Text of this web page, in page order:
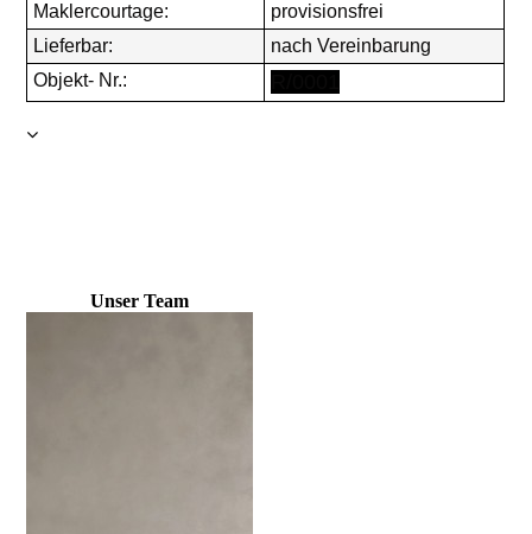
Maklercourtage:
provisionsfrei
Lieferbar:
nach Vereinbarung
Objekt- Nr.:
Unser Team